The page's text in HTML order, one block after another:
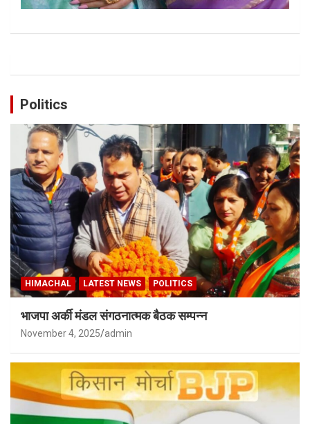
Politics
HIMACHAL LATEST NEWS POLITICS
भाजपा अर्की मंडल संगठनात्मक बैठक सम्पन्न
November 4, 2025 admin